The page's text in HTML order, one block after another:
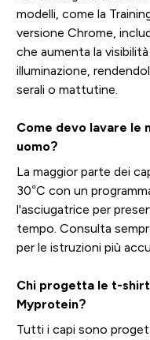
modelli, come la
versione Chrome,
che aumenta la
illuminazione,
serali o mattutine.
Come devo lavare le
uomo?
La maggior parte dei
30°C con un
l'asciugatrice per
tempo. Consulta
per le istruzioni più
Chi progetta le t-
Myprotein?
Tutti i capi sono